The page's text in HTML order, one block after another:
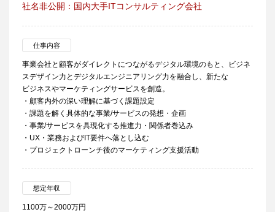
社名非公開：国内大手ITコンサルティング会社
仕事内容
事業会社と顧客がダイレクトにつながるデジタル環境のもと、ビジネ
スデザイン力とデジタルエンジニアリング力を融合し、新たな
ビジネスやマーケティングサービスを創造。
・顧客内外の深い理解に基づく課題設定
・課題を解く具体的な事業/サービスの発想・企画
・事業/サービスを具現化する推進力・関係者巻込み
・UX・業務およびIT要件へ落とし込む
・プロジェクトローンチ後のマーケティング支援活動
想定年収
1100万～2000万円